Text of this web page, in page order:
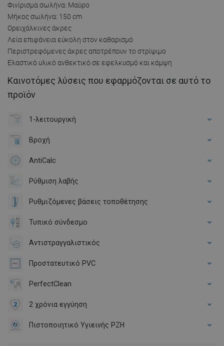
Φινίρισμα σωλήνα: Μαύρο
Μήκος σωλήνα: 150 cm
Ορειχάλκινες άκρες
Λεία επιφάνεια εύκολη στον καθαρισμό
Περιστρεφόμενες άκρες αποτρέπουν το στρίψιμο
Ελαστικό υλικό ανθεκτικό σε εφελκυσμό και κάμψη
Καινοτόμες λύσεις που εφαρμόζονται σε αυτό το
προϊόν
1-λειτουργική
Βροχή
AntiCalc
Ρύθμιση λαβής
Ρυθμιζόμενες βάσεις τοποθέτησης
Τυπικό σύνδεσμο
Αντιστραγγαλιστικός
Προστατευτικό PVC
PerfectClean
2 χρόνια εγγύηση
Πιστοποιητικό Υγιεινής PZH